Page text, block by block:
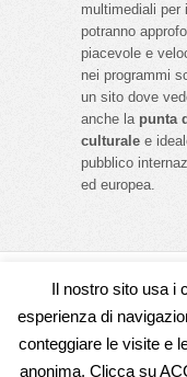
multimediali per
potranno
piacevole e
nei programmi
un sito dove
anche la punta
culturale e
pubblico
ed europea.
Il nostro sito usa i
esperienza di
conteggiare le visite e
anonima. Clicca su